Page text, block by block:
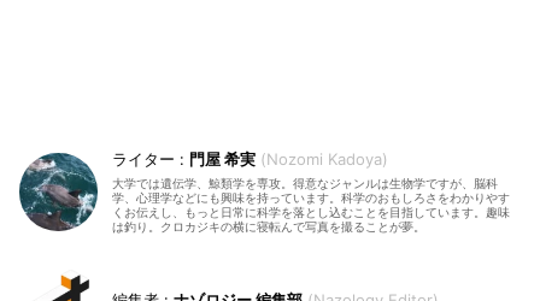
門屋 希実 Nozomi Kadoya
大学では遺伝学、鯨類学を専攻。得意なジャンルは生物学ですが、脳科
学、心理学などにも興味を持っています。科学のおもしろさをわかりやす
くお伝えし、もっと日常に科学を落とし込むことを目指しています。趣味
は釣り。クロカジキの横に寝転んで写真を撮ることが夢。